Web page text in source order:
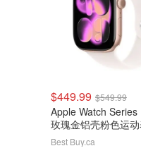
$449.99 $549.99
Apple Watch
玫瑰金铝壳粉色运
Best Buy.ca